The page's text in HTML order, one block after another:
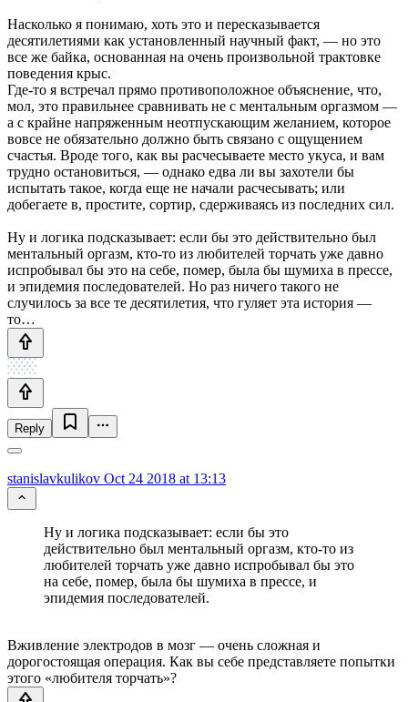
Насколько я понимаю, хоть это и пересказывается
десятилетиями как установленный научный факт, — но это
все же байка, основанная на очень произвольной трактовке
поведения крыс.
Где-то я встречал прямо противоположное объяснение, что,
мол, это правильнее сравнивать не с ментальным оргазмом —
а с крайне напряженным неотпускающим желанием, которое
вовсе не обязательно должно быть связано с ощущением
счастья. Вроде того, как вы расчесываете место укуса, и вам
трудно остановиться, — однако едва ли вы захотели бы
испытать такое, когда еще не начали расчесывать; или
добегаете в, простите, сортир, сдерживаясь из последних сил.
Ну и логика подсказывает: если бы это действительно был
ментальный оргазм, кто-то из любителей торчать уже давно
испробывал бы это на себе, помер, была бы шумиха в прессе,
и эпидемия последователей. Но раз ничего такого не
случилось за все те десятилетия, что гуляет эта история —
то…
Reply
stanislavkulikov Oct 24 2018 at 13:13
Ну и логика подсказывает: если бы это
действительно был ментальный оргазм, кто-то из
любителей торчать уже давно испробывал бы это
на себе, помер, была бы шумиха в прессе, и
эпидемия последователей.
Вживление электродов в мозг — очень сложная и
дорогостоящая операция. Как вы себе представляете попытки
этого «любителя торчать»?